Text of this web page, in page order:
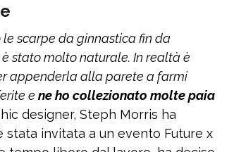
scarpe da ginnastica fin da
stato molto naturale. In realtà è
appenderla alla parete a farmi
e ne ho collezionato molte paia
designer, Steph Morris ha
invitata a un evento Future x